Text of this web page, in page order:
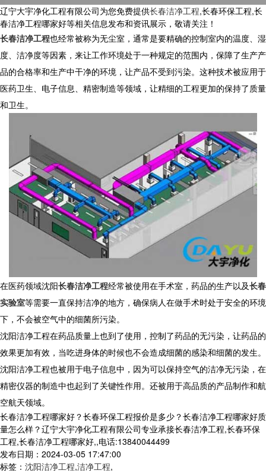
辽宁大宇净化工程有限公司为您免费提供长春洁净工程,长春环保工程,长
春洁净工程哪家好等相关信息发布和资讯展示，敬请关注！
长春洁净工程也经常被称为无尘室，通常是要精确的控制室内的温度、湿
度、洁净度等因素，来让工作环境处于一种规定的范围内，保障了生产产
品的合格率和生产中干净的环境，让产品不受到污染。这种技术被应用于
医药卫生、电子信息、精密制造等领域，让精细的工程更加的保持了质量
和卫生。
在医药领域沈阳长春洁净工程经常被使用在手术室，药品的生产以及长春
实验室等需要一直保持洁净的地方，确保病人在做手术时处于安全的环境
下，不会被空气中的细菌所污染。
沈阳洁净工程在药品质量上也到了使用，控制了药品的无污染，让药品的
效果更加有效，当吃进身体的时候也不会造成细菌的感染和细菌的发生。
沈阳洁净工程也被用于电子信息中，因为可以保持空气的洁净无污染，在
精密仪器的制造中也起到了关键性作用。还被用于高品质的产品制作和航
空航天领域。
长春洁净工程哪家好？长春环保工程报价是多少？长春洁净工程哪家好质
量怎么样？辽宁大宇净化工程有限公司专业承接长春洁净工程,长春环保
工程,长春洁净工程哪家好,,电话:13840044499
发布日期：2024-03-05 17:47:00
标签： 沈阳洁净工程,洁净工程,